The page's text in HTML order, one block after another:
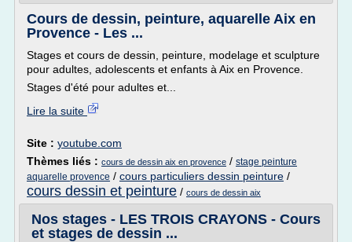
Cours de dessin, peinture, aquarelle Aix en
Provence - Les ...
Stages et cours de dessin, peinture, modelage et sculpture
pour adultes, adolescents et enfants à Aix en Provence.
Stages d'été pour adultes et...
Lire la suite
Site : youtube.com
Thèmes liés : cours de dessin aix en provence / stage peinture
aquarelle provence / cours particuliers dessin peinture /
cours dessin et peinture / cours de dessin aix
Nos stages - LES TROIS CRAYONS - Cours
et stages de dessin ...